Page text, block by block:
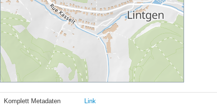
Komplett Metadaten Link